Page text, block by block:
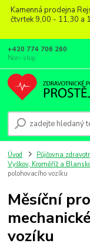
Kamenná prodejna
čtvrtek 9,00 - 11,30 a
+420 774 706 260
Non-stop
Úvod
Půjčovna
Vyškov, Kroměříž a
polohovacího vozíku
Měsíční
vozíku